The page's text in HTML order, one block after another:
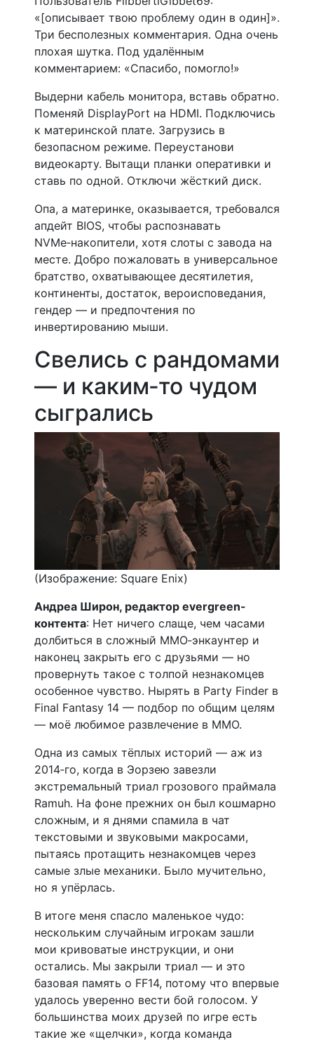
«[описывает твою проблему один в один]».
Три бесполезных комментария. Одна очень
плохая шутка. Под удалённым
комментарием: «Спасибо, помогло!»
Выдерни кабель монитора, вставь обратно.
Поменяй DisplayPort на HDMI. Подключись
к материнской плате. Загрузись в
безопасном режиме. Переустанови
видеокарту. Вытащи планки оперативки и
ставь по одной. Отключи жёсткий диск.
Опа, а материнке, оказывается, требовался
апдейт BIOS, чтобы распознавать
NVMe‑накопители, хотя слоты с завода на
месте. Добро пожаловать в универсальное
братство, охватывающее десятилетия,
континенты, достаток, вероисповедания,
гендер — и предпочтения по
инвертированию мыши.
Свелись с рандомами
— и каким‑то чудом
сыгрались
(Изображение: Square Enix)
Андреа Широн, редактор evergreen-
контента: Нет ничего слаще, чем часами
долбиться в сложный MMO‑энкаунтер и
наконец закрыть его с друзьями — но
провернуть такое с толпой незнакомцев
особенное чувство. Нырять в Party Finder в
Final Fantasy 14 — подбор по общим целям
— моё любимое развлечение в MMO.
Одна из самых тёплых историй — аж из
2014‑го, когда в Эорзею завезли
экстремальный триал грозового праймала
Ramuh. На фоне прежних он был кошмарно
сложным, и я днями спамила в чат
текстовыми и звуковыми макросами,
пытаясь протащить незнакомцев через
самые злые механики. Было мучительно,
но я упёрлась.
В итоге меня спасло маленькое чудо:
нескольким случайным игрокам зашли
мои кривоватые инструкции, и они
остались. Мы закрыли триал — и это
базовая память о FF14, потому что впервые
удалось уверенно вести бой голосом. У
большинства моих друзей по игре есть
такие же «щелчки», когда команда